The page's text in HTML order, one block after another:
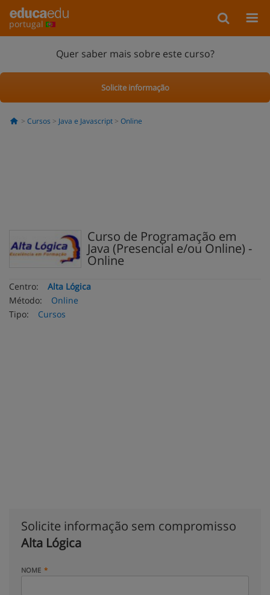
portugal
Quer saber mais sobre este curso?
Solicite informação
Cursos Java e Javascript Online
Curso de Programação em
Java (Presencial e/ou Online) -
Online
Centro:
Alta Lógica
Método:
Online
Tipo:
Cursos
Solicite informação sem compromisso
Alta Lógica
NOME